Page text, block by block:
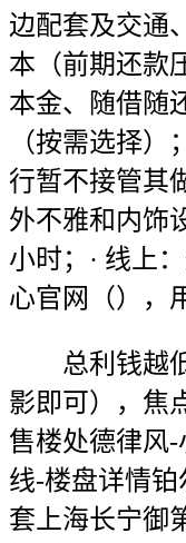
边配套及交通
本（前期还款
本金、随借随
（按需选择
行暂不接管其
外不雅和内饰
小时；· 线上
心官网（），
总利钱越低
影即可），焦
售楼处德律风
线-楼盘详情
套上海长宁御